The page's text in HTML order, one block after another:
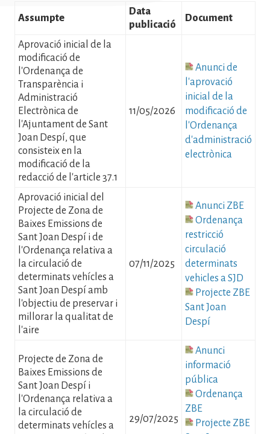
Assumpte
Data
publicació
Document
Aprovació inicial de la
modificació de
l'Ordenança de
Transparència i
Administració
Electrònica de
l'Ajuntament de Sant
Joan Despí, que
consisteix en la
modificació de la
redacció de l'article 37.1
11/05/2026
Fitxer
Anunci de
l'aprovació
inicial de la
modificació de
l'Ordenança
d'administració
electrònica
Aprovació inicial del
Projecte de Zona de
Baixes Emissions de
Sant Joan Despí i de
l'Ordenança relativa a
la circulació de
determinats vehícles a
Sant Joan Despí amb
l'objectiu de preservar i
millorar la qualitat de
l'aire
07/11/2025
Fitxer
Anunci ZBE
Fitxer
Ordenança
restricció
circulació
determinats
vehicles a SJD
FitxerProjecte ZBE
Sant Joan
Despí
Projecte de Zona de
Baixes Emissions de
Sant Joan Despí i
l'Ordenança relativa a
la circulació de
determinats vehícles a
29/07/2025
Fitxer
Anunci
informació
pública
Fitxer
Ordenança
ZBE
FitxerProjecte ZBE